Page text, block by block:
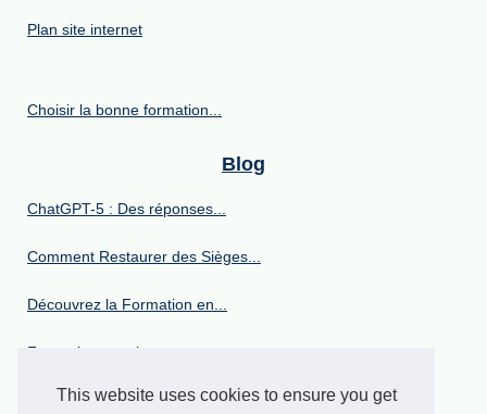
This website uses cookies to ensure you get
Plan site internet
Choisir la bonne formation...
Blog
ChatGPT-5 : Des réponses...
Comment Restaurer des Sièges...
Découvrez la Formation en...
Formationcovering.com :...
Certification RS7091 : Votre...